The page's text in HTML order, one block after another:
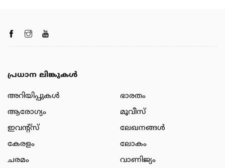
പ്രധാന ലിങ്കുകൾ
അറിയിപ്പുകള്‍
ആരോഗ്യം
ഇവന്റ്സ്
കേരളം
ചരമം
ഭാരതം
മൂവീസ്
ലേഖനങ്ങള്‍
ലോകം
വാണിജ്യം